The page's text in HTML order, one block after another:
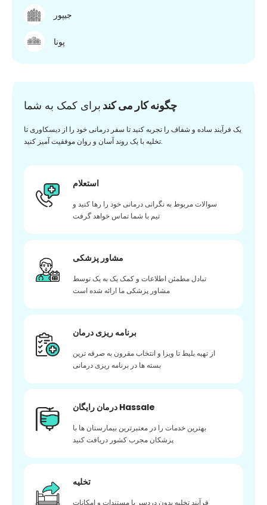
جیپور
پونا
چگونه کار می کند برای کمک به شما
یک فرآیند ساده و شفاف را تجربه کنید تا سفر درمانی خود را از دیسکاوری تا
تخلیه با یک روند آسان و روان موفقیت آمیز کنید.
استعلام
سوالات مربوط به نگرانی درمانی خود را رها کنید و
تیم با شما تماس خواهد گرفت
مشاور پزشکی
تبادل مطمئن اطلاعات و کمک یک به یک توسط
مشاور پزشکی ما ارائه شده است
برنامه ریزی درمان
از تهیه بلیط تا ویزا و انتخاب مقرون به صرفه ترین
بسته ها در برنامه ریزی درمانی
درمان رایگان Hassale
بهترین خدمات را در معتبرترین بیمارستان ها با
پزشکان مجرب کشور دریافت کنید
تخلیه
فرآیند تخلیه بدون دردسر با مستندات و امکانات